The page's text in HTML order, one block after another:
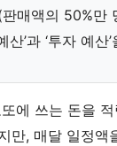
매액의 50%만
’과 ‘투자 예산
에 쓰는 돈을
만, 매달 일정